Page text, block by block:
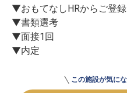
▼おもてなしHRからご登録
▼書類選考
▼面接1回
▼内定
この施設が気に